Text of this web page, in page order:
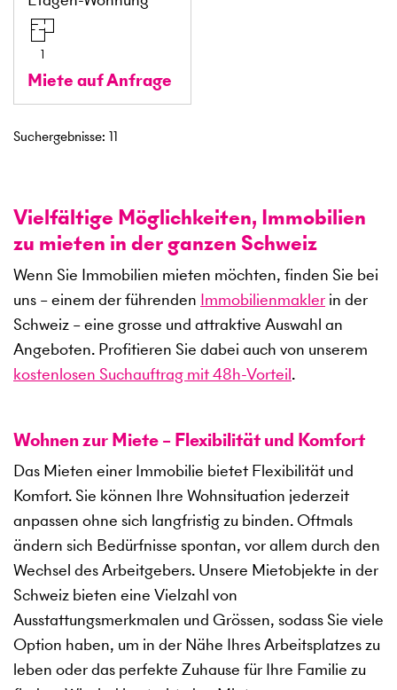
1
Miete auf Anfrage
Suchergebnisse: 11
Vielfältige Möglichkeiten, Immobilien
zu mieten in der ganzen Schweiz
Wenn Sie Immobilien mieten möchten, finden Sie bei
uns – einem der führenden Immobilienmakler in der
Schweiz – eine grosse und attraktive Auswahl an
Angeboten. Profitieren Sie dabei auch von unserem
kostenlosen Suchauftrag mit 48h-Vorteil.
Wohnen zur Miete – Flexibilität und Komfort
Das Mieten einer Immobilie bietet Flexibilität und
Komfort. Sie können Ihre Wohnsituation jederzeit
anpassen ohne sich langfristig zu binden. Oftmals
ändern sich Bedürfnisse spontan, vor allem durch den
Wechsel des Arbeitgebers. Unsere Mietobjekte in der
Schweiz bieten eine Vielzahl von
Ausstattungsmerkmalen und Grössen, sodass Sie viele
Option haben, um in der Nähe Ihres Arbeitsplatzes zu
leben oder das perfekte Zuhause für Ihre Familie zu